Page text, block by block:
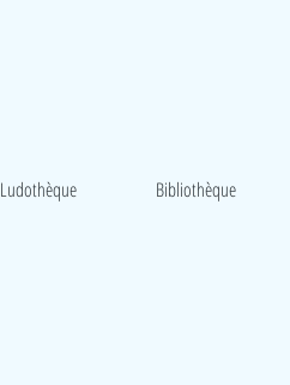
Ludothèque Bibliothèque